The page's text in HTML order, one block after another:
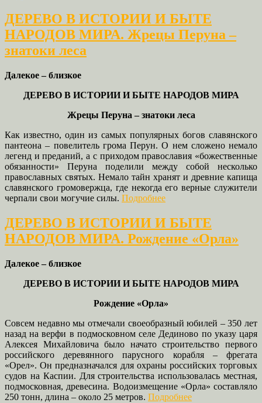
ДЕРЕВО В ИСТОРИИ И БЫТЕ
НАРОДОВ МИРА. Жрецы Перуна –
знатоки леса
Далекое – близкое
ДЕРЕВО В ИСТОРИИ И БЫТЕ НАРОДОВ МИРА
Жрецы Перуна – знатоки леса
Как известно, один из самых популярных богов славянского
пантеона – повелитель грома Перун. О нем сложено немало
легенд и преданий, а с приходом православия «божественные
обязанности» Перуна поделили между собой несколько
православных святых. Немало тайн хранят и древние капища
славянского громовержца, где некогда его верные служители
черпали свои могучие силы. Подробнее
ДЕРЕВО В ИСТОРИИ И БЫТЕ
НАРОДОВ МИРА. Рождение «Орла»
Далекое – близкое
ДЕРЕВО В ИСТОРИИ И БЫТЕ НАРОДОВ МИРА
Рождение «Орла»
Совсем недавно мы отмечали своеобразный юбилей – 350 лет
назад на верфи в подмосковном селе Дединово по указу царя
Алексея Михайловича было начато строительство первого
российского деревянного парусного корабля – фрегата
«Орел». Он предназначался для охраны российских торговых
судов на Каспии. Для строительства использовалась местная,
подмосковная, древесина. Водоизмещение «Орла» составляло
250 тонн, длина – около 25 метров. Подробнее